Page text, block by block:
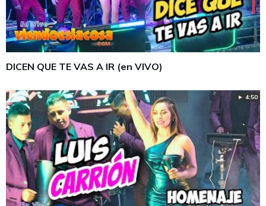
DICEN QUE TE VAS A IR (en VIVO)
► 4:50